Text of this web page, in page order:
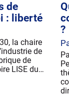
de
: liberté
la chaire
de
de
LISE du…
?